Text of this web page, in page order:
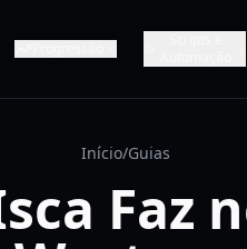
Início/Guias
Faz